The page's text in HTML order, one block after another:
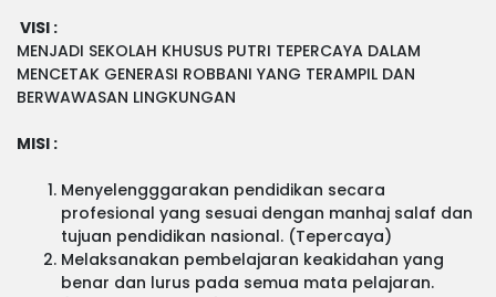
VISI :
MENJADI SEKOLAH KHUSUS PUTRI TEPERCAYA DALAM
MENCETAK GENERASI ROBBANI YANG TERAMPIL DAN
BERWAWASAN LINGKUNGAN
MISI :
Menyelengggarakan pendidikan secara
profesional yang sesuai dengan manhaj salaf dan
tujuan pendidikan nasional. (Tepercaya)
Melaksanakan pembelajaran keakidahan yang
benar dan lurus pada semua mata pelajaran.